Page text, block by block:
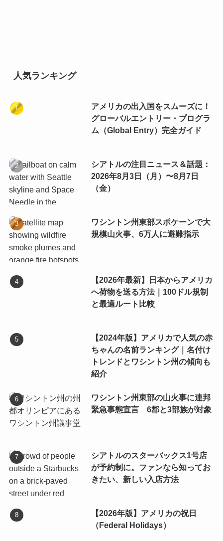
人気ランキング
アメリカの出入国をスムーズに！
グローバルエントリー・プログラ
ム（Global Entry）完全ガイド
シアトルの注目ニュース＆話題：
2026年8月3日（月）〜8月7日
（金）
ワシントン州東部スポケーンで大
規模山火事、6万人に避難指示
【2026年最新】日本からアメリカ
へ荷物を送る方法｜100ドル規制
と最適ルート比較
【2024年版】アメリカで人気の赤
ちゃんの名前ランキング｜名付け
トレンドとワシントン州の傾向も
紹介
ワシントン州東部の山火事に連邦
緊急事態宣言 6郡と3部族が対象
シアトルのスターバックス1号店
が予約制に。ファンなら知ってお
きたい、新しい入店方法
【2026年版】アメリカの祝日
（Federal Holidays）